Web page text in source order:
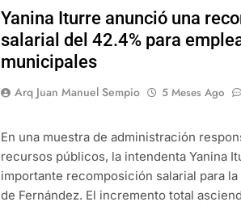
Yanina Iturre anunció una
salarial del 42.4% para
municipales
Arq Juan Manuel Sempio 5 Meses Ago
En una muestra de administración
recursos públicos, la intendenta Yanina
importante recomposición salarial para
de Fernández. El incremento total